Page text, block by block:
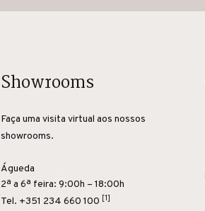
Showrooms
Faça uma visita virtual aos nossos
showrooms.
Águeda
2ª a 6ª feira: 9:00h – 18:00h
Tel. +351 234 660 100 [1]